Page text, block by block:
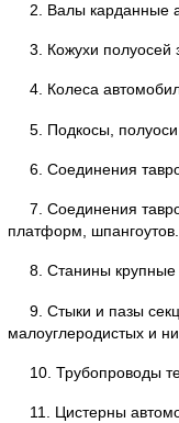
2. Валы карданные
3. Кожухи полуосей
4. Колеса
5. Подкосы,
6. Соединения
7. Соединения
платформ, шпангоутов.
8. Станины крупные
9. Стыки и пазы
малоуглеродистых и
10. Трубопроводы
11. Цистерны